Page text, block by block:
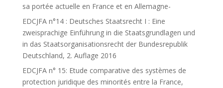
sa portée actuelle en France et en Allemagne-
EDCJFA n°14 : Deutsches Staatsrecht I : Eine
zweisprachige Einführung in die Staatsgrundlagen und
in das Staatsorganisationsrecht der Bundesrepublik
Deutschland, 2. Auflage 2016
EDCJFA n° 15: Etude comparative des systèmes de
protection juridique des minorités entre la France,